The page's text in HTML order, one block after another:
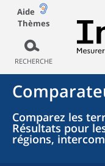
Aide
Thèmes
RECHERCHE
Comparez les
Résultats pour
régions,